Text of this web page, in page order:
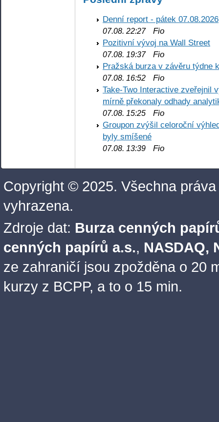
Denní report - pátek 07.08.2026
07.08. 22:27Fio
Pozitivní vývoj na Wall Street
07.08. 19:37Fio
Pražská burza v závěru týdne
07.08. 16:52 Fio
Take-Two Interactive zveřejnil
mírně překonaly odhady
07.08. 15:25 Fio
Groupon zvýšil celoroční
byly smíšené
07.08. 13:39 Fio
Copyright © 2025. Všechna práva
vyhrazena.
Zdroje dat: Burza cenných
cenných papírů a.s., NASDAQ,
ze zahraničí jsou zpožděna o 20
kurzy z BCPP, a to o 15 min.